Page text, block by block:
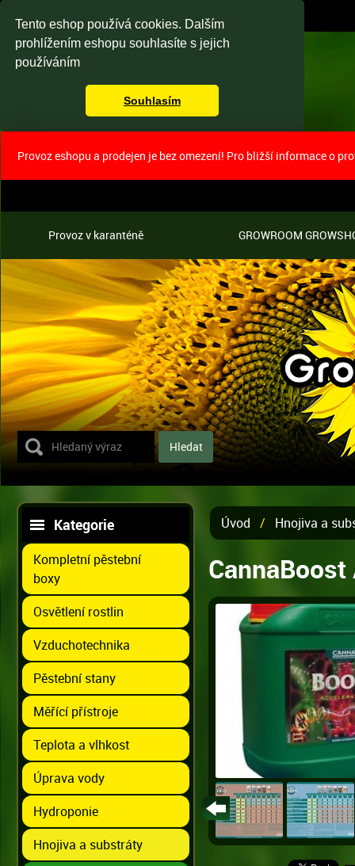
Tento eshop používá cookies. Dalším
prohlížením eshopu souhlasíte s jejich
používáním
Souhlasím
Provoz eshopu a prodejen je bez omezení! Pro bližší informace o
Provoz v karanténě GROWROOM
Kategorie
Kompletní pěstební
boxy
Osvětlení rostlin
Vzduchotechnika
Pěstební stany
Měřící přístroje
Teplota a vlhkost
Úprava vody
Hydroponie
Hnojiva a substráty
Úvod / Hnojiva a